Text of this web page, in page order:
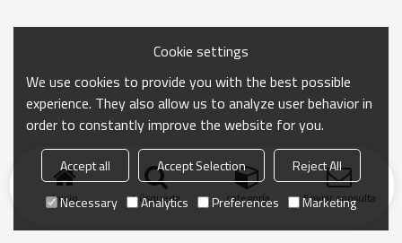
Inicio búsqueda categoría Enviar consulta
Cookie settings
We use cookies to provide you with the best possible
experience. They also allow us to analyze user behavior in
order to constantly improve the website for you.
Accept all Accept Selection
Reject All
Necessary
Analytics Preferences Marketing